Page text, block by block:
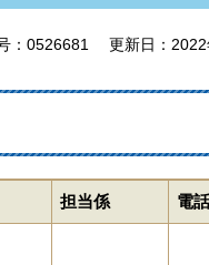
：0526681 更新日：
担当係 電